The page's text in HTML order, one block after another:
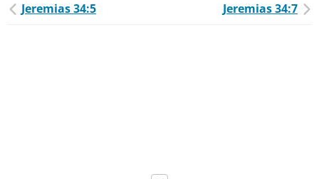
Jeremias 34:5 Jeremias 34:7